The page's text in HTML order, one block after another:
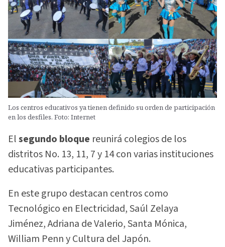
Los centros educativos ya tienen definido su orden de participación
en los desfiles. Foto: Internet
Elsegundo bloque reunirá colegios de los
distritos No. 13, 11, 7 y 14 con varias instituciones
educativas participantes.
En este grupo destacan centros como
Tecnológico en Electricidad, Saúl Zelaya
Jiménez, Adriana de Valerio, Santa Mónica,
William Penn y Cultura del Japón.